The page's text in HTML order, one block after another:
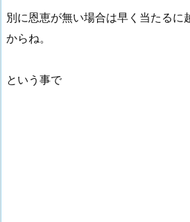
別に恩恵が無い場合は早く当たるに
からね。
という事で